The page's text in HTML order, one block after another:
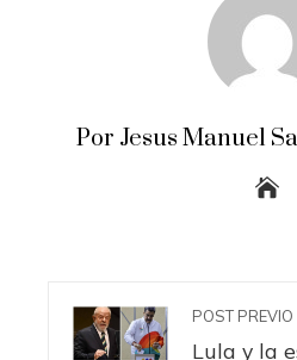
Por Jesus Manuel
POST PREVIO
Lula y la